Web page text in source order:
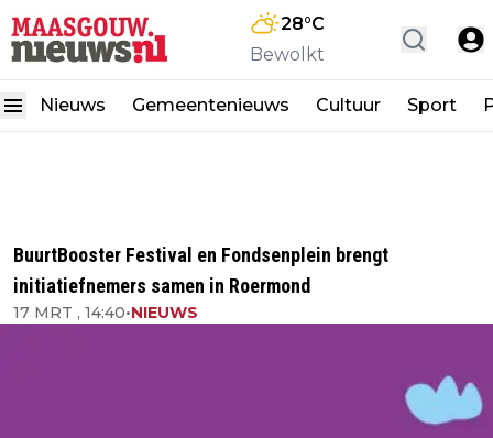
28°C
Bewolkt
Nieuws Gemeentenieuws Cultuur Sport
BuurtBooster Festival en Fondsenplein brengt
initiatiefnemers samen in Roermond
17 MRT , 14:40•NIEUWS